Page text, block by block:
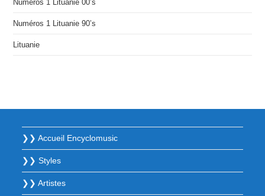
Numéros 1 Lituanie 00’s
Numéros 1 Lituanie 90’s
Lituanie
❯❯ Accueil Encyclomusic
❯❯ Styles
❯❯ Artistes